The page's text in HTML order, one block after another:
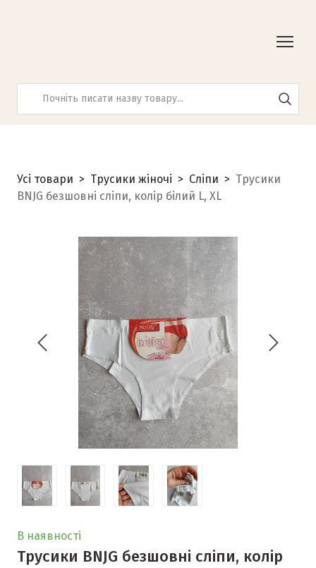
Усі товари Трусики жіночі Сліпи
Трусики
BNJG безшовні сліпи, колір білий L, XL
В наявності
Трусики BNJG безшовні сліпи, колір